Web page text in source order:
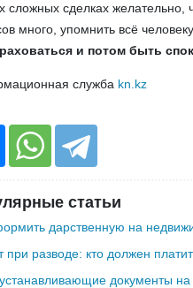
сложных сделках
много, упомнить всё
и потом быть
служба kn.kz
статьи
дарственную на
при разводе: кто должен
документы